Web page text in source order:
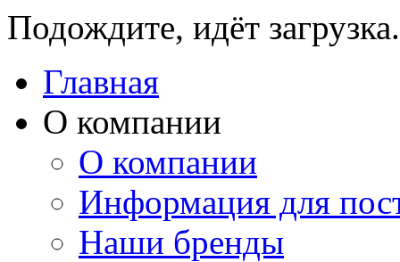
Подождите, идёт
Главная
О компании
О компании
Информация для
Наши бренды